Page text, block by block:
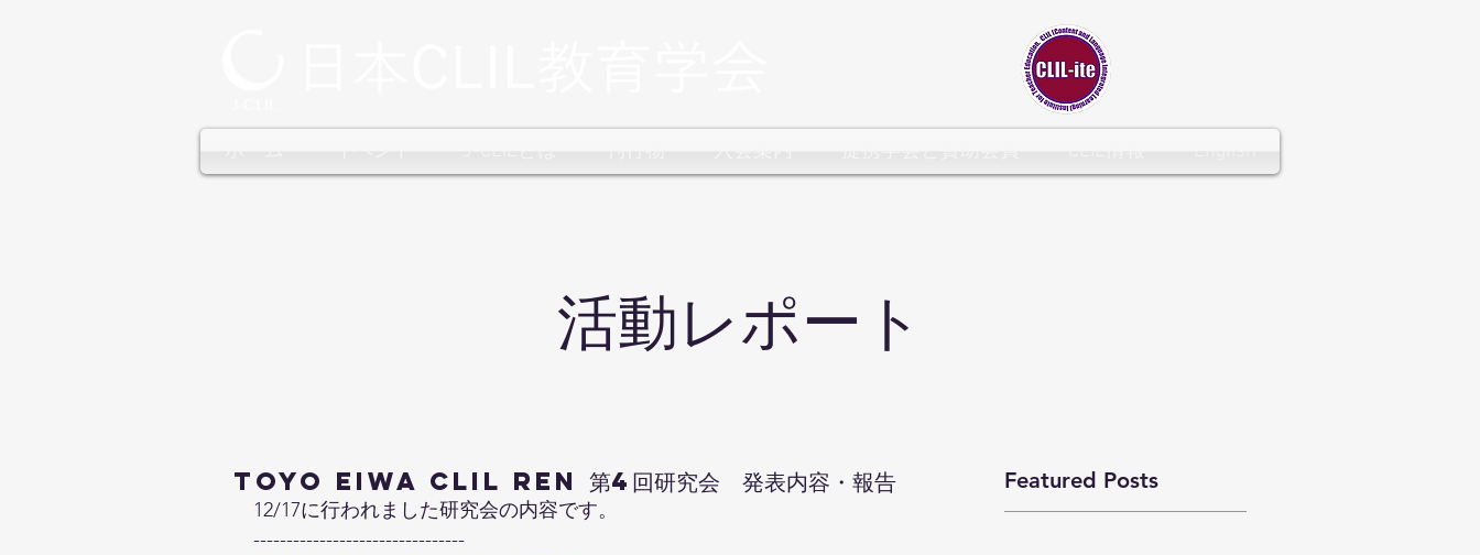
​活動レポート
Toyo Eiwa CLIL ReN 第4回研究会 発表内容・報告
12/17に行われました研究会の内容です。
--------------------------------
Featured Posts